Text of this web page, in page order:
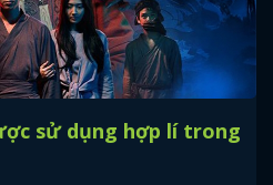
sử dụng hợp lí trong